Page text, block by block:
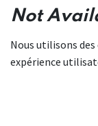
Not
TAILLE GANT
Nous utilisons
expérience